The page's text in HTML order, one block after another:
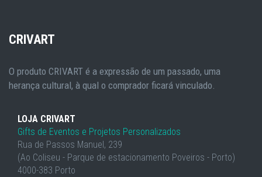
CRIVART
O produto CRIVART é a expressão de um passado, uma
herança cultural, à qual o comprador ficará vinculado.
LOJA CRIVART
Gifts de Eventos e Projetos Personalizados
Rua de Passos Manuel, 239
(Ao Coliseu - Parque de estacionamento Poveiros - Porto)
4000-383 Porto